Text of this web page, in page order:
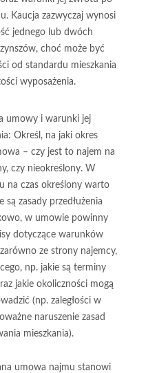
Kaucja zazwyczaj wynosi
jednego lub dwóch
choć może być
od standardu mieszkania
wyposażenia.
umowy i warunki jej
: Określ, na jaki okres
– czy jest to najem na
czy nieokreślony. W
na czas określony warto
są zasady przedłużenia
w umowie powinny
dotyczące warunków
ze strony najemcy,
np. jakie są terminy
jakie okoliczności mogą
(np. zaległości w
naruszenie zasad
mieszkania).
umowa najmu stanowi